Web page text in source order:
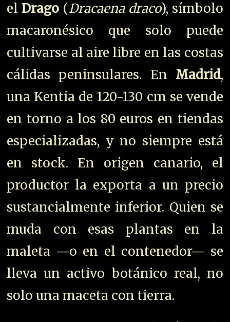
el Drago (Dracaena draco), símbolo
macaronésico que solo puede
cultivarse al aire libre en las costas
cálidas peninsulares. En Madrid,
una Kentia de 120-130 cm se vende
en torno a los 80 euros en tiendas
especializadas, y no siempre está
en stock. En origen canario, el
productor la exporta a un precio
sustancialmente inferior. Quien se
muda con esas plantas en la
maleta —o en el contenedor— se
lleva un activo botánico real, no
solo una maceta con tierra.